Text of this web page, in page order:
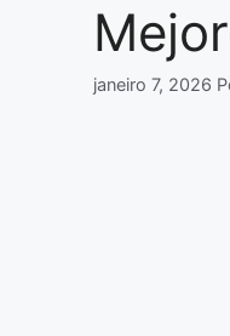
janeiro 7, 2026